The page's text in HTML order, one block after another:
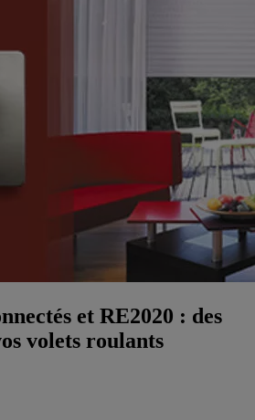
et RE2020 : des
volets roulants